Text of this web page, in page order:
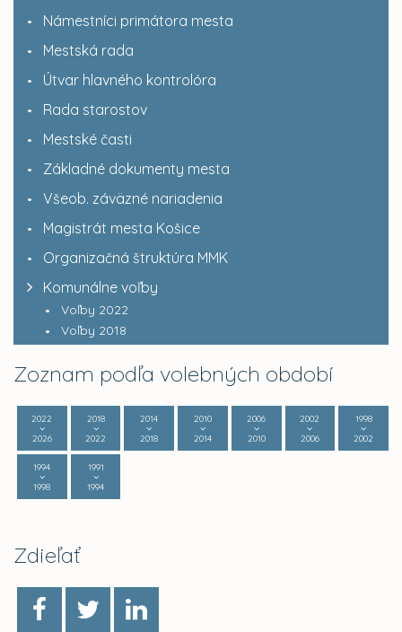
Námestníci primátora mesta
Mestská rada
Útvar hlavného kontrolóra
Rada starostov
Mestské časti
Základné dokumenty mesta
Všeob. záväzné nariadenia
Magistrát mesta Košice
Organizačná štruktúra MMK
Komunálne voľby
Voľby 2022
Voľby 2018
Zoznam podľa volebných období
2022
2026
2018
2022
2014
2018
2010
2014
2006
2010
2002
2006
1998
2002
1994
1998
1991
1994
Zdieľať